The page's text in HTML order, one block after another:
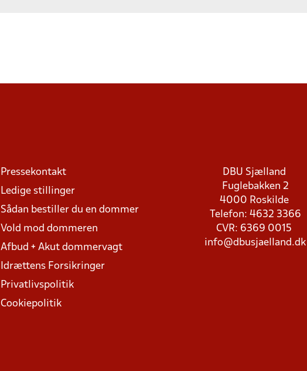
Pressekontakt
Ledige stillinger
Sådan bestiller du en dommer
Vold mod dommeren
Afbud + Akut dommervagt
Idrættens Forsikringer
Privatlivspolitik
Cookiepolitik
DBU Sjælland
Fuglebakken 2
4000 Roskilde
Telefon: 4632 3366
CVR: 6369 0015
info@dbusjaelland.dk